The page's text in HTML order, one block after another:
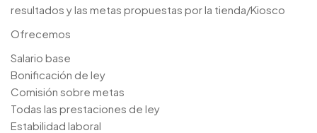
resultados y las metas propuestas por la tienda/Kiosco
Ofrecemos
Salario base
Bonificación de ley
Comisión sobre metas
Todas las prestaciones de ley
Estabilidad laboral